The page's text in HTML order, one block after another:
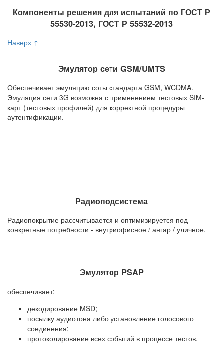
Компоненты решения для испытаний по ГОСТ Р
55530-2013, ГОСТ Р 55532-2013
Наверх ↑
Эмулятор сети GSM/UMTS
Обеспечивает эмуляцию соты стандарта GSM, WCDMA.
Эмуляция сети 3G возможна с применением тестовых SIM-
карт (тестовых профилей) для корректной процедуры
аутентификации.
Радиоподсистема
Радиопокрытие рассчитывается и оптимизируется под
конкретные потребности - внутриофисное / ангар / уличное.
Эмулятор PSAP
обеспечивает:
декодирование MSD;
посылку аудиотона либо установление голосового
соединения;
протоколирование всех событий в процессе тестов.